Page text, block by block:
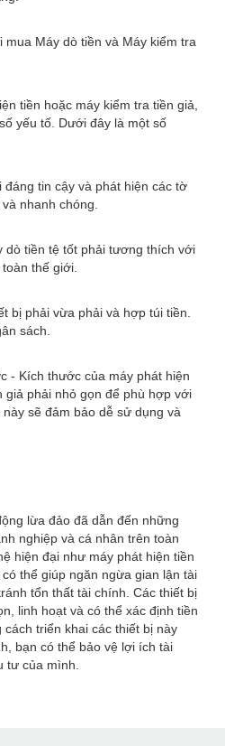
mua Máy dò tiền và Máy kiểm tra
tiền hoặc máy kiểm tra tiền giả,
yếu tố. Dưới đây là một số
tin cậy và phát hiện các tờ
nhanh chóng.
dò tiền tệ tốt phải tương thích với
thế giới.
bị phải vừa phải và hợp túi tiền.
sách.
- Kích thước của máy phát hiện
giả phải nhỏ gọn để phù hợp với
sẽ đảm bảo dễ sử dụng và
lừa đảo đã dẫn đến những
nghiệp và cá nhân trên toàn
hiện đại như máy phát hiện tiền
thể giúp ngăn ngừa gian lận tài
tổn thất tài chính. Các thiết bị
linh hoạt và có thể xác định tiền
cách triển khai các thiết bị này
bạn có thể bảo vệ lợi ích tài
tư của mình.